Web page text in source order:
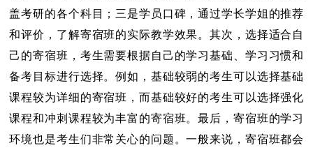
盖考研的各个科目；三是学员口碑，通过学长学姐的推荐
和评价，了解寄宿班的实际教学效果。其次，选择适合自
己的寄宿班，考生需要根据自己的学习基础、学习习惯和
备考目标进行选择。例如，基础较弱的考生可以选择基础
课程较为详细的寄宿班，而基础较好的考生可以选择强化
课程和冲刺课程较为丰富的寄宿班。最后，寄宿班的学习
环境也是考生们非常关心的问题。一般来说，寄宿班都会